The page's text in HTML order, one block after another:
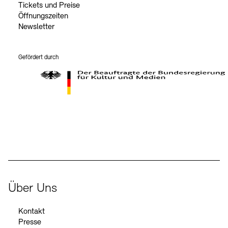
Tickets und Preise
Öffnungszeiten
Newsletter
Gefördert durch
Über Uns
Kontakt
Presse